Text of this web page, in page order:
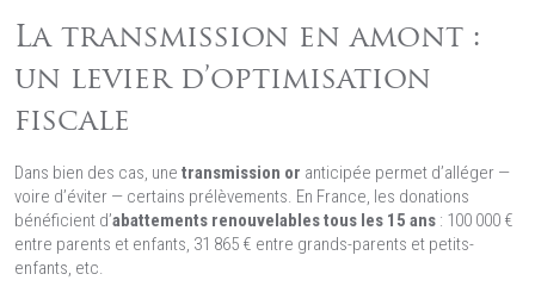
La transmission en amont :
un levier d’optimisation
fiscale
Dans bien des cas, une transmission or anticipée permet d’alléger —
voire d’éviter — certains prélèvements. En France, les donations
bénéficient d’abattements renouvelables tous les 15 ans : 100 000 €
entre parents et enfants, 31 865 € entre grands-parents et petits-
enfants, etc.